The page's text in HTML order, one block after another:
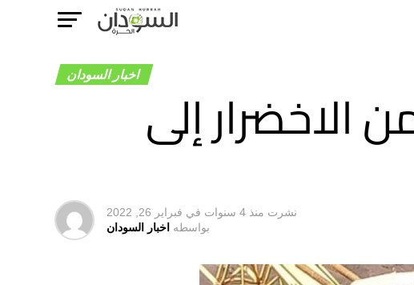
اخبار السودان
الاخضرار إلى
نشرت منذ 4 سنوات في فبراير 26, 2022
بواسطه اخبار السودان